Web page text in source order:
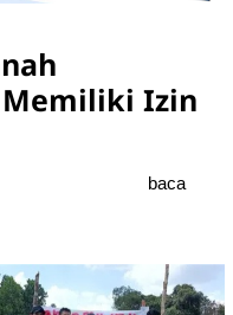
Izin
baca